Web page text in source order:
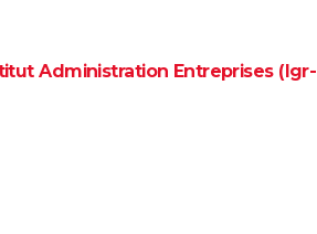
Administration Entreprises (Igr-